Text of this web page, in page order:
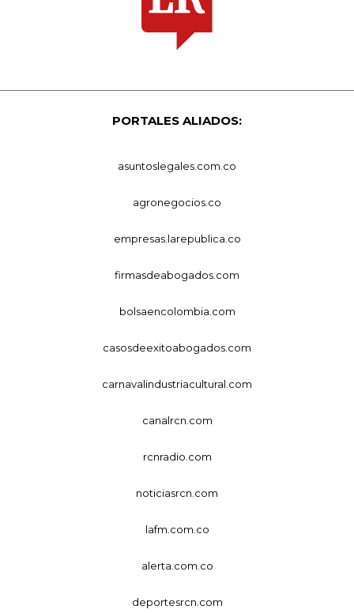
PORTALES ALIADOS:
asuntoslegales.com.co
agronegocios.co
empresas.larepublica.co
firmasdeabogados.com
bolsaencolombia.com
casosdeexitoabogados.com
carnavalindustriacultural.com
canalrcn.com
rcnradio.com
noticiasrcn.com
lafm.com.co
alerta.com.co
deportesrcn.com